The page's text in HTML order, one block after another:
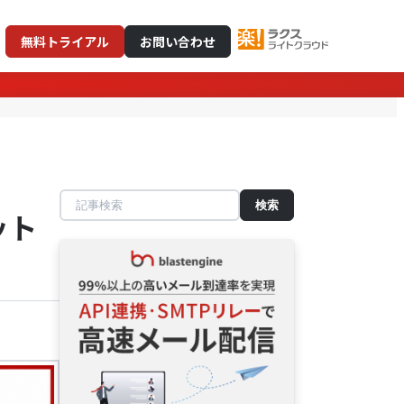
無料トライアル お問い合わせ
記
事